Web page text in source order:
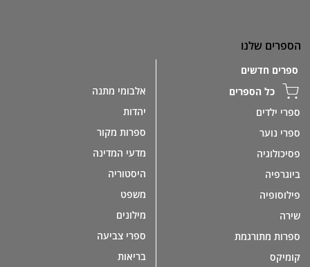
הספרים שלנו
ספרים חדשים
כל הספרים
ספרי ילדים
ספרי נוער
פסיכולוגיה
ביוגרפיה
פילוסופיה
שירה
ספרות מתורגמת
קומיקס
אלבומי מתנה
יהדות
ספרות מקור
מדעי המדינה
היסטוריה
משפט
מילונים
ספרי צביעה
בריאות